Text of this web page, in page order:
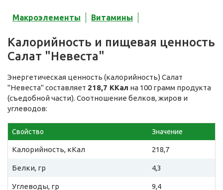
Макроэлементы Витамины
Калорийность и пищевая ценность
Салат "Невеста"
Энергетическая ценность (калорийность) Салат
"Невеста" составляет 218,7 ККал на 100 грамм продукта
(съедобной части). Соотношение белков, жиров и
углеводов:
Свойство Значение
Калорийность, кКал 218,7
Белки, гр 4,3
Углеводы, гр 9,4